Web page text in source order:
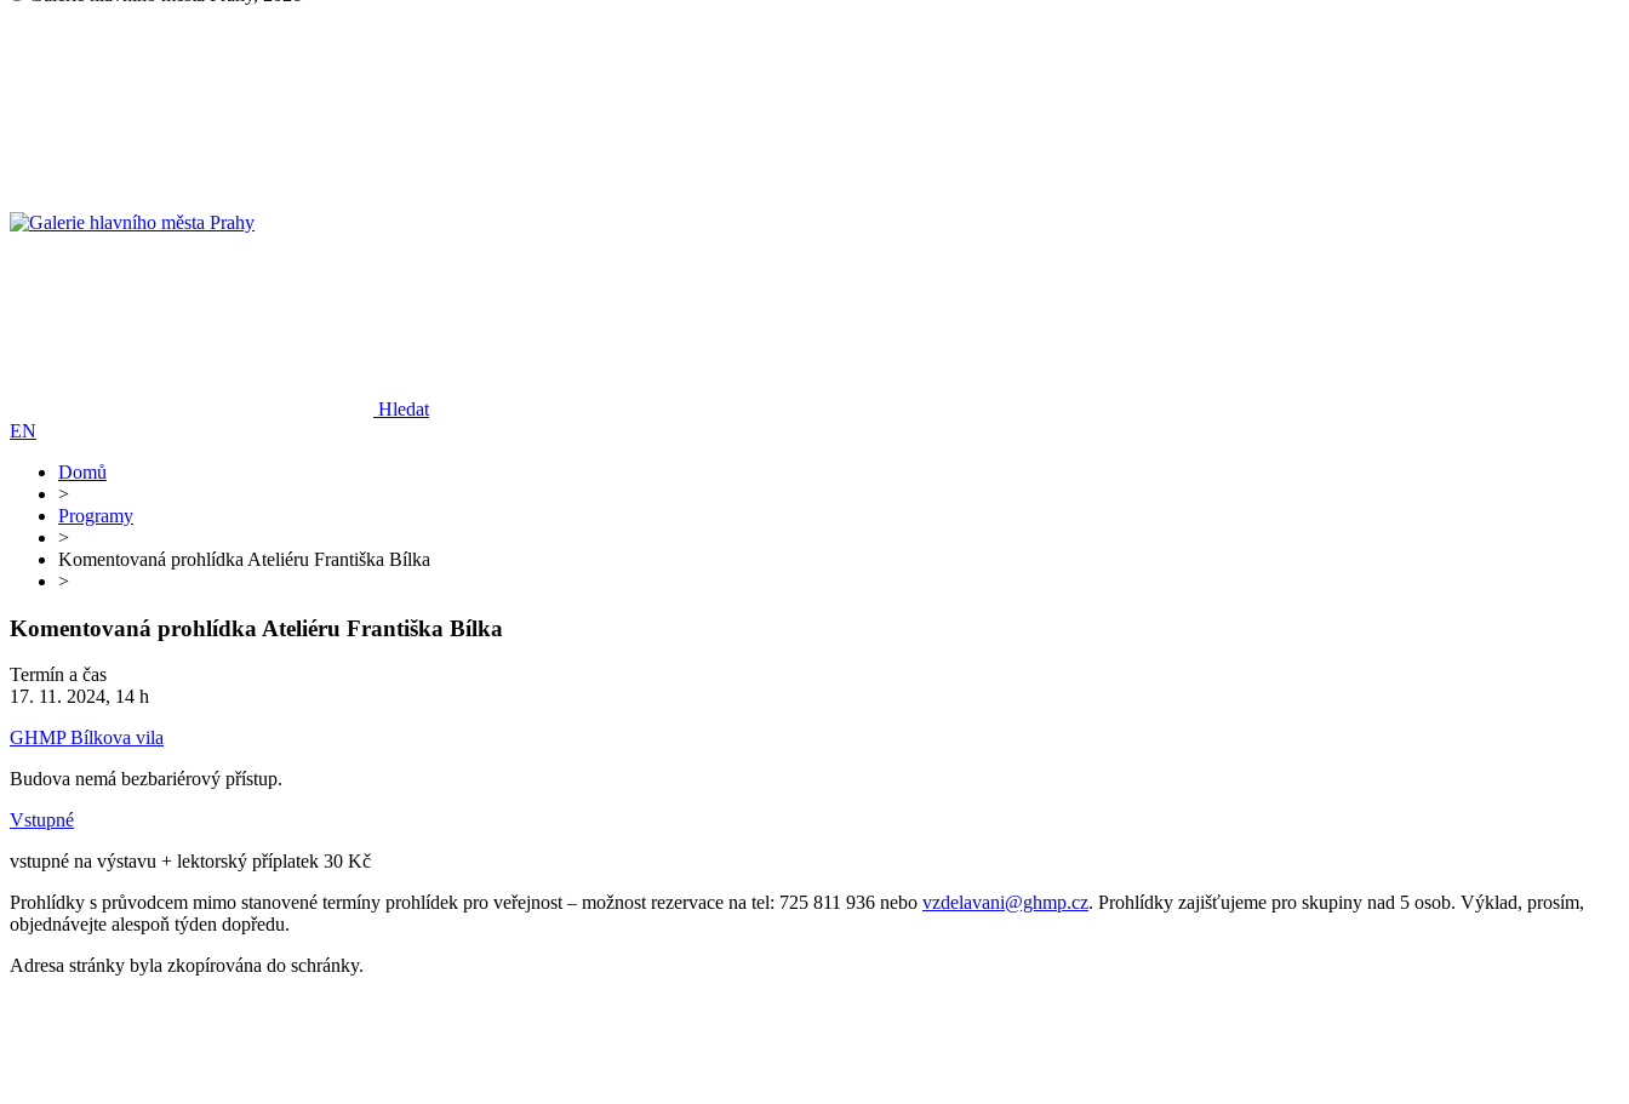
Hledat
EN
Domů
>
Programy
>
Komentovaná prohlídka Ateliéru Františka Bílka
>
Komentovaná prohlídka Ateliéru Františka Bílka
Termín a čas
17. 11. 2024, 14 h
GHMP Bílkova vila
Budova nemá bezbariérový přístup.
Vstupné
vstupné na výstavu + lektorský příplatek 30 Kč
Prohlídky s průvodcem mimo stanovené termíny prohlídek pro veřejnost – možnost rezervace na tel: 725 811 936 nebo vzdelavani@ghmp.cz. Prohlídky zajišťujeme pro skupiny nad 5 osob. Výklad, prosím,
objednávejte alespoň týden dopředu.
Adresa stránky byla zkopírována do schránky.